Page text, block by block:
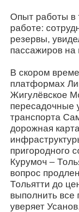
Опыт работы в
работе:
резервы,
пас­сажиров на
В скором
платформах
Жигулёвское
пересадочные
транспорта
дорожная
пригородного
Курумоч –
вопрос
Тольятти до
выполнить все
уверяет